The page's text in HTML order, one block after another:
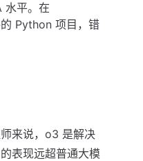
水平。在
Python 项目，错
来说，o3 是解决
表现远超普通大模